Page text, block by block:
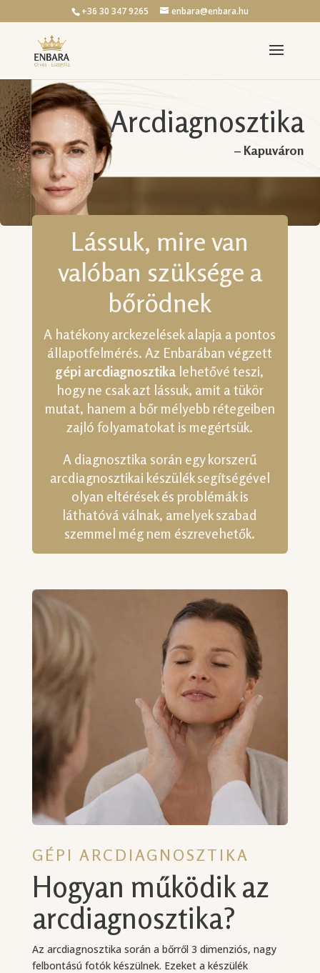
+36 30 347 9265 enbara@enbara.hu
Arcdiagnosztika
– Kapuváron
Lássuk, mire van
valóban szüksége a
bőrödnek
A hatékony arckezelések alapja a pontos
állapotfelmérés. Az Enbarában végzett
gépi arcdiagnosztika lehetővé teszi,
hogy ne csak azt lássuk, amit a tükör
mutat, hanem a bőr mélyebb rétegeiben
zajló folyamatokat is megértsük.
A diagnosztika során egy korszerű
arcdiagnosztikai készülék segítségével
olyan eltérések és problémák is
láthatóvá válnak, amelyek szabad
szemmel még nem észrevehetők.
GÉPI ARCDIAGNOSZTIKA
Hogyan működik az
arcdiagnosztika?
Az arcdiagnosztika során a bőrről 3 dimenziós, nagy
felbontású fotók készülnek. Ezeket a készülék